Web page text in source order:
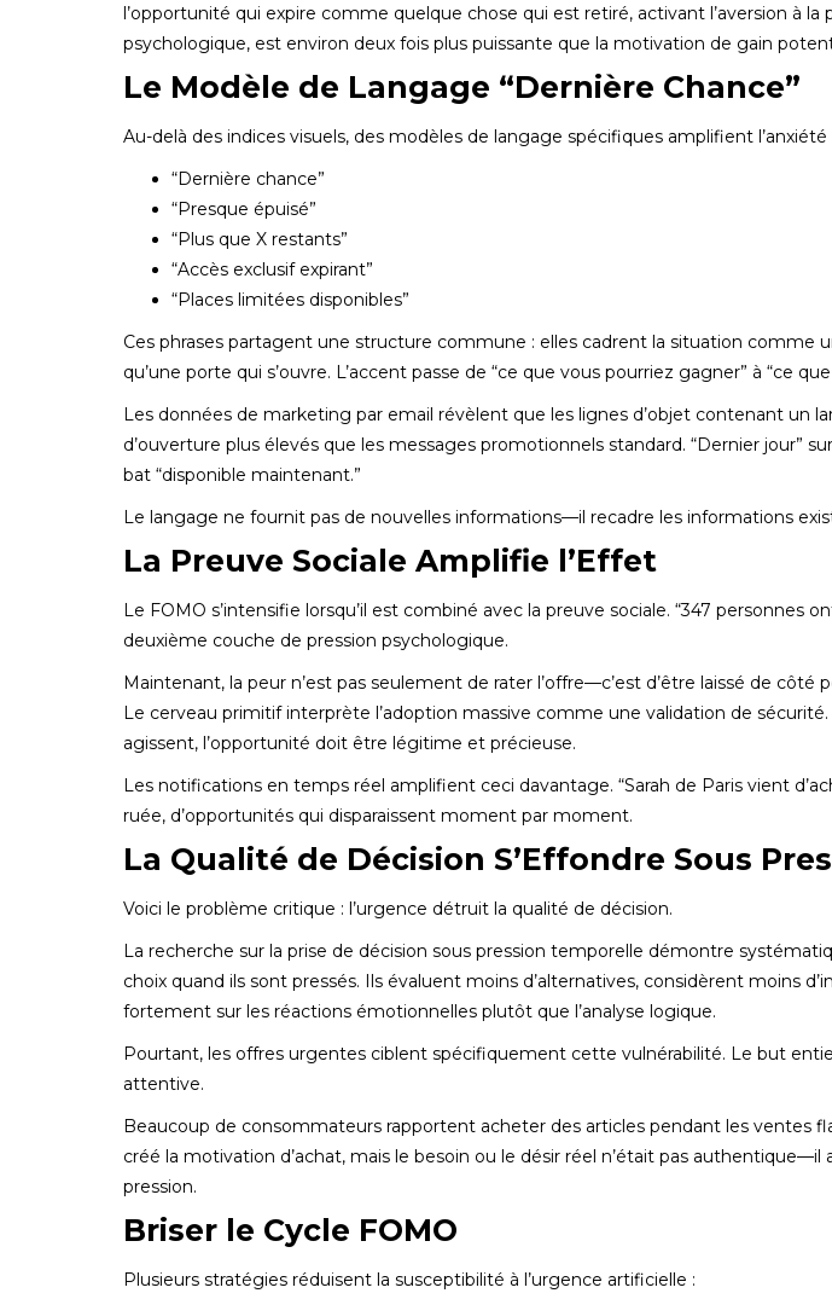
l’opportunité qui expire comme quelque chose qui est retiré, activant l’aversion à
psychologique, est environ deux fois plus puissante que la motivation de gain
Le Modèle de Langage “Dernière Chance”
Au-delà des indices visuels, des modèles de langage spécifiques amplifient l’anxiété
“Dernière chance”
“Presque épuisé”
“Plus que X restants”
“Accès exclusif expirant”
“Places limitées disponibles”
Ces phrases partagent une structure commune : elles cadrent la situation comme
qu’une porte qui s’ouvre. L’accent passe de “ce que vous pourriez gagner” à “ce
Les données de marketing par email révèlent que les lignes d’objet contenant un
d’ouverture plus élevés que les messages promotionnels standard. “Dernier jour”
bat “disponible maintenant.”
Le langage ne fournit pas de nouvelles informations—il recadre les informations
La Preuve Sociale Amplifie l’Effet
Le FOMO s’intensifie lorsqu’il est combiné avec la preuve sociale. “347 personnes
deuxième couche de pression psychologique.
Maintenant, la peur n’est pas seulement de rater l’offre—c’est d’être laissé de côté
Le cerveau primitif interprète l’adoption massive comme une validation de
agissent, l’opportunité doit être légitime et précieuse.
Les notifications en temps réel amplifient ceci davantage. “Sarah de Paris vient
ruée, d’opportunités qui disparaissent moment par moment.
La Qualité de Décision S’Effondre Sous
Voici le problème critique : l’urgence détruit la qualité de décision.
La recherche sur la prise de décision sous pression temporelle démontre
choix quand ils sont pressés. Ils évaluent moins d’alternatives, considèrent moins
fortement sur les réactions émotionnelles plutôt que l’analyse logique.
Pourtant, les offres urgentes ciblent spécifiquement cette vulnérabilité. Le but
attentive.
Beaucoup de consommateurs rapportent acheter des articles pendant les ventes
créé la motivation d’achat, mais le besoin ou le désir réel n’était pas
pression.
Briser le Cycle FOMO
Plusieurs stratégies réduisent la susceptibilité à l’urgence artificielle :